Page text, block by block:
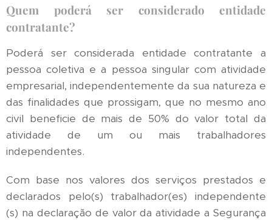
Quem poderá ser considerado entidade
contratante?
Poderá ser considerada entidade contratante a
pessoa coletiva e a pessoa singular com atividade
empresarial, independentemente da sua natureza e
das finalidades que prossigam, que no mesmo ano
civil beneficie de mais de 50% do valor total da
atividade de um ou mais trabalhadores
independentes.
Com base nos valores dos serviços prestados e
declarados pelo(s) trabalhador(es) independente
(s) na declaração de valor da atividade a Segurança